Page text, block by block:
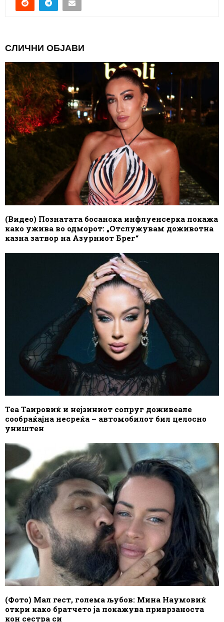
СЛИЧНИ ОБЈАВИ
(Видео) Познатата босанска инфлуенсерка покажа
како ужива во одморот: „Отслужувам доживотна
казна затвор на Азурниот Брег“
Теа Таировиќ и нејзиниот сопруг доживеале
сообраќајна несреќа – автомобилот бил целосно
уништен
(Фото) Мал гест, голема љубов: Мина Наумовиќ
откри како братчето ја покажува приврзаноста
кон сестра си